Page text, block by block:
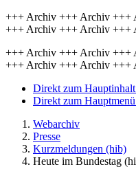
+++ Archiv +++ Archiv +++
+++ Archiv +++ Archiv +++
+++ Archiv +++ Archiv +++
+++ Archiv +++ Archiv +++
Direkt zum
Direkt zum
Webarchiv
Presse
Kurzmeldungen (hib)
Heute im Bundestag